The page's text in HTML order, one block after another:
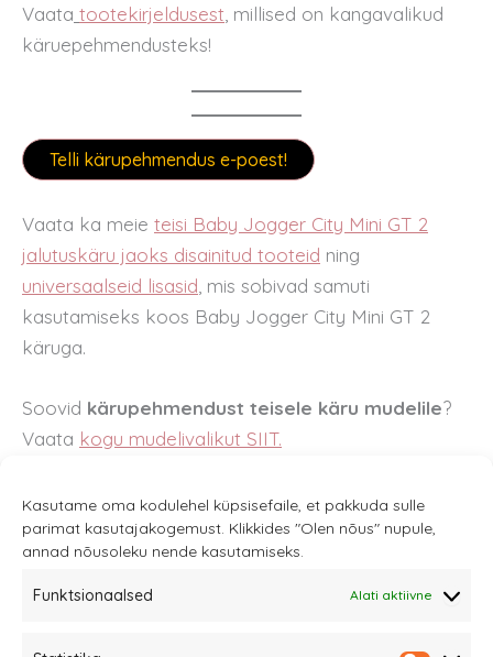
Kasutame oma kodulehel küpsisefaile, et pakkuda sulle
parimat kasutajakogemust. Klikkides "Olen nõus" nupule,
annad nõusoleku nende kasutamiseks.
Funktsionaalsed Alati aktiivne
Vaata tootekirjeldusest, millised on kangavalikud
käruepehmendusteks!
Telli kärupehmendus e-poest!
Vaata ka meie teisi Baby Jogger City Mini GT 2
jalutuskäru jaoks disainitud tooteid ning
universaalseid lisasid mis sobivad samuti
kasutamiseks koos Baby Jogger City Mini GT 2
käruga.
Soovid kärupehmendust teisele käru mudelile?
Vaata kogu mudelivalikut SIIT.